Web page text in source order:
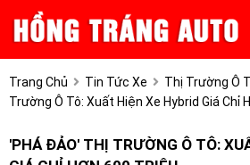
Trang Chủ Tin Tức Xe Thị Trường Ô
Trường Ô Tô: Xuất Hiện Xe Hybrid Giá Chỉ
'PHÁ ĐẢO' THỊ TRƯỜNG Ô TÔ: